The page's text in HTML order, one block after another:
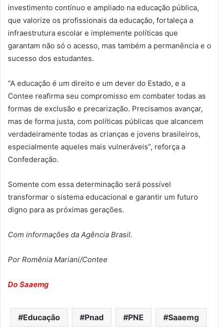
investimento contínuo e ampliado na educação pública,
que valorize os profissionais da educação, fortaleça a
infraestrutura escolar e implemente políticas que
garantam não só o acesso, mas também a permanência e o
sucesso dos estudantes.
“A educação é um direito e um dever do Estado, e a
Contee reafirma seu compromisso em combater todas as
formas de exclusão e precarização. Precisamos avançar,
mas de forma justa, com políticas públicas que alcancem
verdadeiramente todas as crianças e jovens brasileiros,
especialmente aqueles mais vulneráveis”, reforça a
Confederação.
Somente com essa determinação será possível
transformar o sistema educacional e garantir um futuro
digno para as próximas gerações.
Com informações da Agência Brasil.
Por Romênia Mariani/Contee
Do Saaemg
Educação Pnad PNE Saaemg